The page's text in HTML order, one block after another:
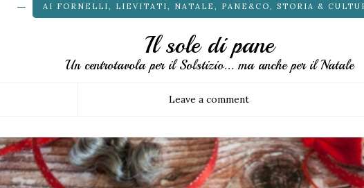
AI FORNELLI, LIEVITATI, NATALE , PANE&CO, STORIA &
Il sole di pane
Un centrotavola per il Solstizio... ma anche per il Natale
Leave a comment